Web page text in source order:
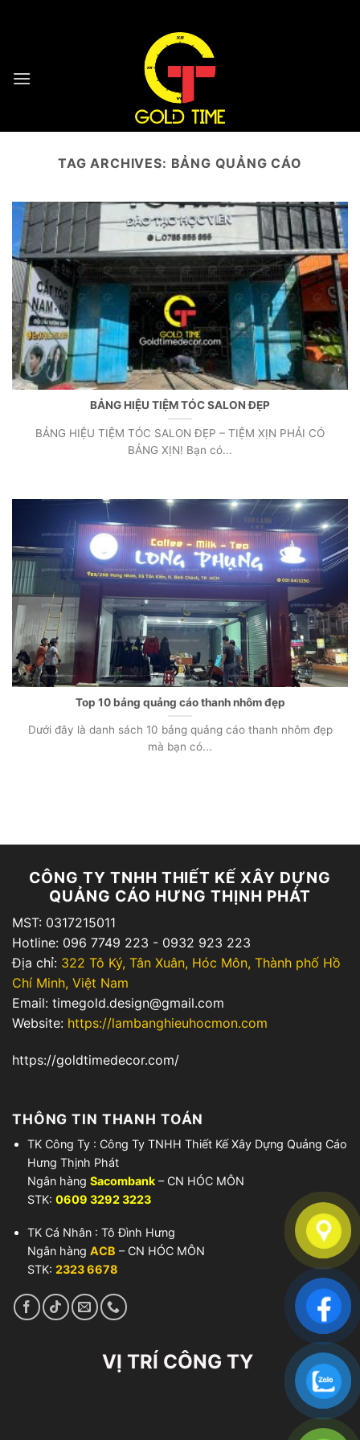
TAG ARCHIVES: BẢNG QUẢNG CÁO
BẢNG HIỆU TIỆM TÓC SALON ĐẸP
BẢNG HIỆU TIỆM TÓC SALON ĐẸP – TIỆM XỊN PHẢI CÓ
BẢNG XỊN! Bạn có...
Top 10 bảng quảng cáo thanh nhôm đẹp
Dưới đây là danh sách 10 bảng quảng cáo thanh nhôm đẹp
mà bạn có...
CÔNG TY TNHH THIẾT KẾ XÂY DỰNG
QUẢNG CÁO HƯNG THỊNH PHÁT
MST: 0317215011
Hotline: 096 7749 223 - 0932 923 223
Địa chỉ: 322 Tô Ký, Tân Xuân, Hóc Môn, Thành phố Hồ
Chí Minh, Việt Nam
Email: timegold.design@gmail.com
Website: https://lambanghieuhocmon.com
https://goldtimedecor.com/
THÔNG TIN THANH TOÁN
TK Công Ty : Công Ty TNHH Thiết Kế Xây Dựng Quảng Cáo
Hưng Thịnh Phát
Ngân hàng Sacombank– CN HÓC MÔN
STK: 0609 3292 3223
TK Cá Nhân : Tô Đình Hưng
Ngân hàng ACB – CN HÓC MÔN
STK: 2323 6678
VỊ TRÍ CÔNG TY